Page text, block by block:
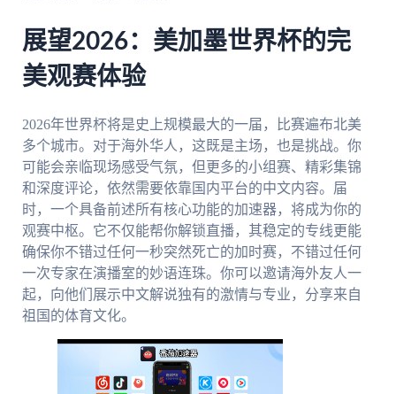
展望2026：美加墨世界杯的完
美观赛体验
2026年世界杯将是史上规模最大的一届，比赛遍布北美
多个城市。对于海外华人，这既是主场，也是挑战。你
可能会亲临现场感受气氛，但更多的小组赛、精彩集锦
和深度评论，依然需要依靠国内平台的中文内容。届
时，一个具备前述所有核心功能的加速器，将成为你的
观赛中枢。它不仅能帮你解锁直播，其稳定的专线更能
确保你不错过任何一秒突然死亡的加时赛，不错过任何
一次专家在演播室的妙语连珠。你可以邀请海外友人一
起，向他们展示中文解说独有的激情与专业，分享来自
祖国的体育文化。